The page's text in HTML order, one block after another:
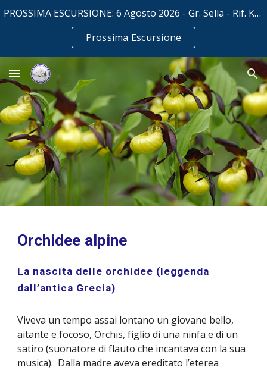
PROSSIMA ESCURSIONE: 6 Agosto 2026 - Gr. Sella - Rif. Kostner mt. 2500
Prossima Escursione
Orchidee alpine
La nascita delle orchidee (leggenda
dall’antica Grecia)
Viveva un tempo assai lontano un giovane bello,
aitante e focoso, Orchis, figlio di una ninfa e di un
satiro (suonatore di flauto che incantava con la sua
musica). Dalla madre aveva ereditato l’eterea